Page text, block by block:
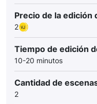
Precio de la edición
2
Tiempo de edición
10-20 minutos
Cantidad de
2